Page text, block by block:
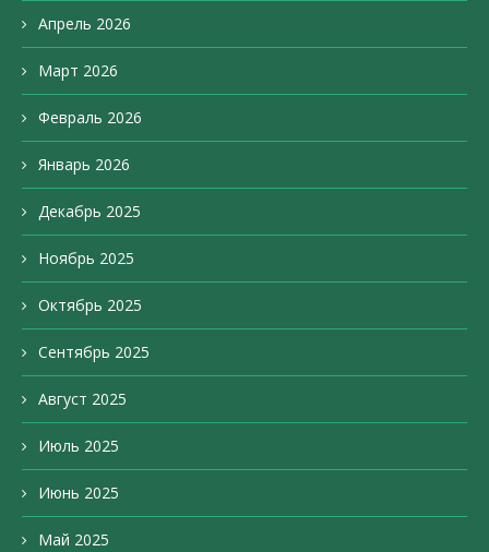
Апрель 2026
Март 2026
Февраль 2026
Январь 2026
Декабрь 2025
Ноябрь 2025
Октябрь 2025
Сентябрь 2025
Август 2025
Июль 2025
Июнь 2025
Май 2025